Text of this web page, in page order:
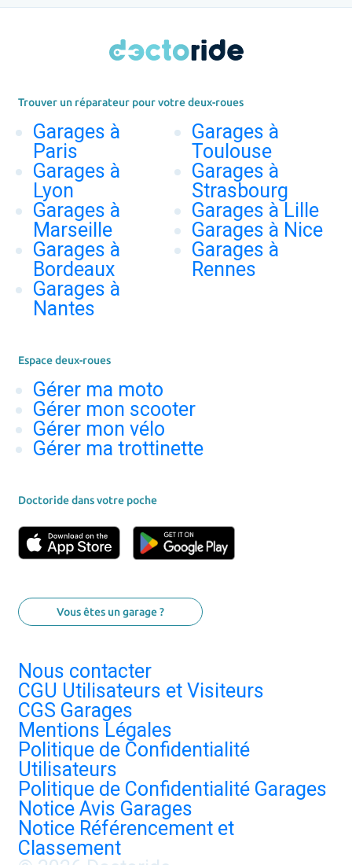
Trouver un réparateur pour votre deux-roues
Garages à
Paris
Garages à
Lyon
Garages à
Marseille
Garages à
Bordeaux
Garages à
Nantes
Garages à
Toulouse
Garages à
Strasbourg
Garages à Lille
Garages à Nice
Garages à
Rennes
Espace deux-roues
Gérer ma moto
Gérer mon scooter
Gérer mon vélo
Gérer ma trottinette
Doctoride dans votre poche
Vous êtes un garage ?
Nous contacter
CGU Utilisateurs et Visiteurs
CGS Garages
Mentions Légales
Politique de Confidentialité
Utilisateurs
Politique de Confidentialité Garages
Notice Avis Garages
Notice Référencement et
Classement